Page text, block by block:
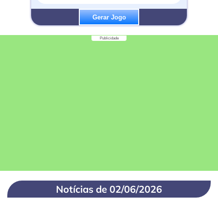
Gerar Jogo
Publicidade
Notícias de 02/06/2026